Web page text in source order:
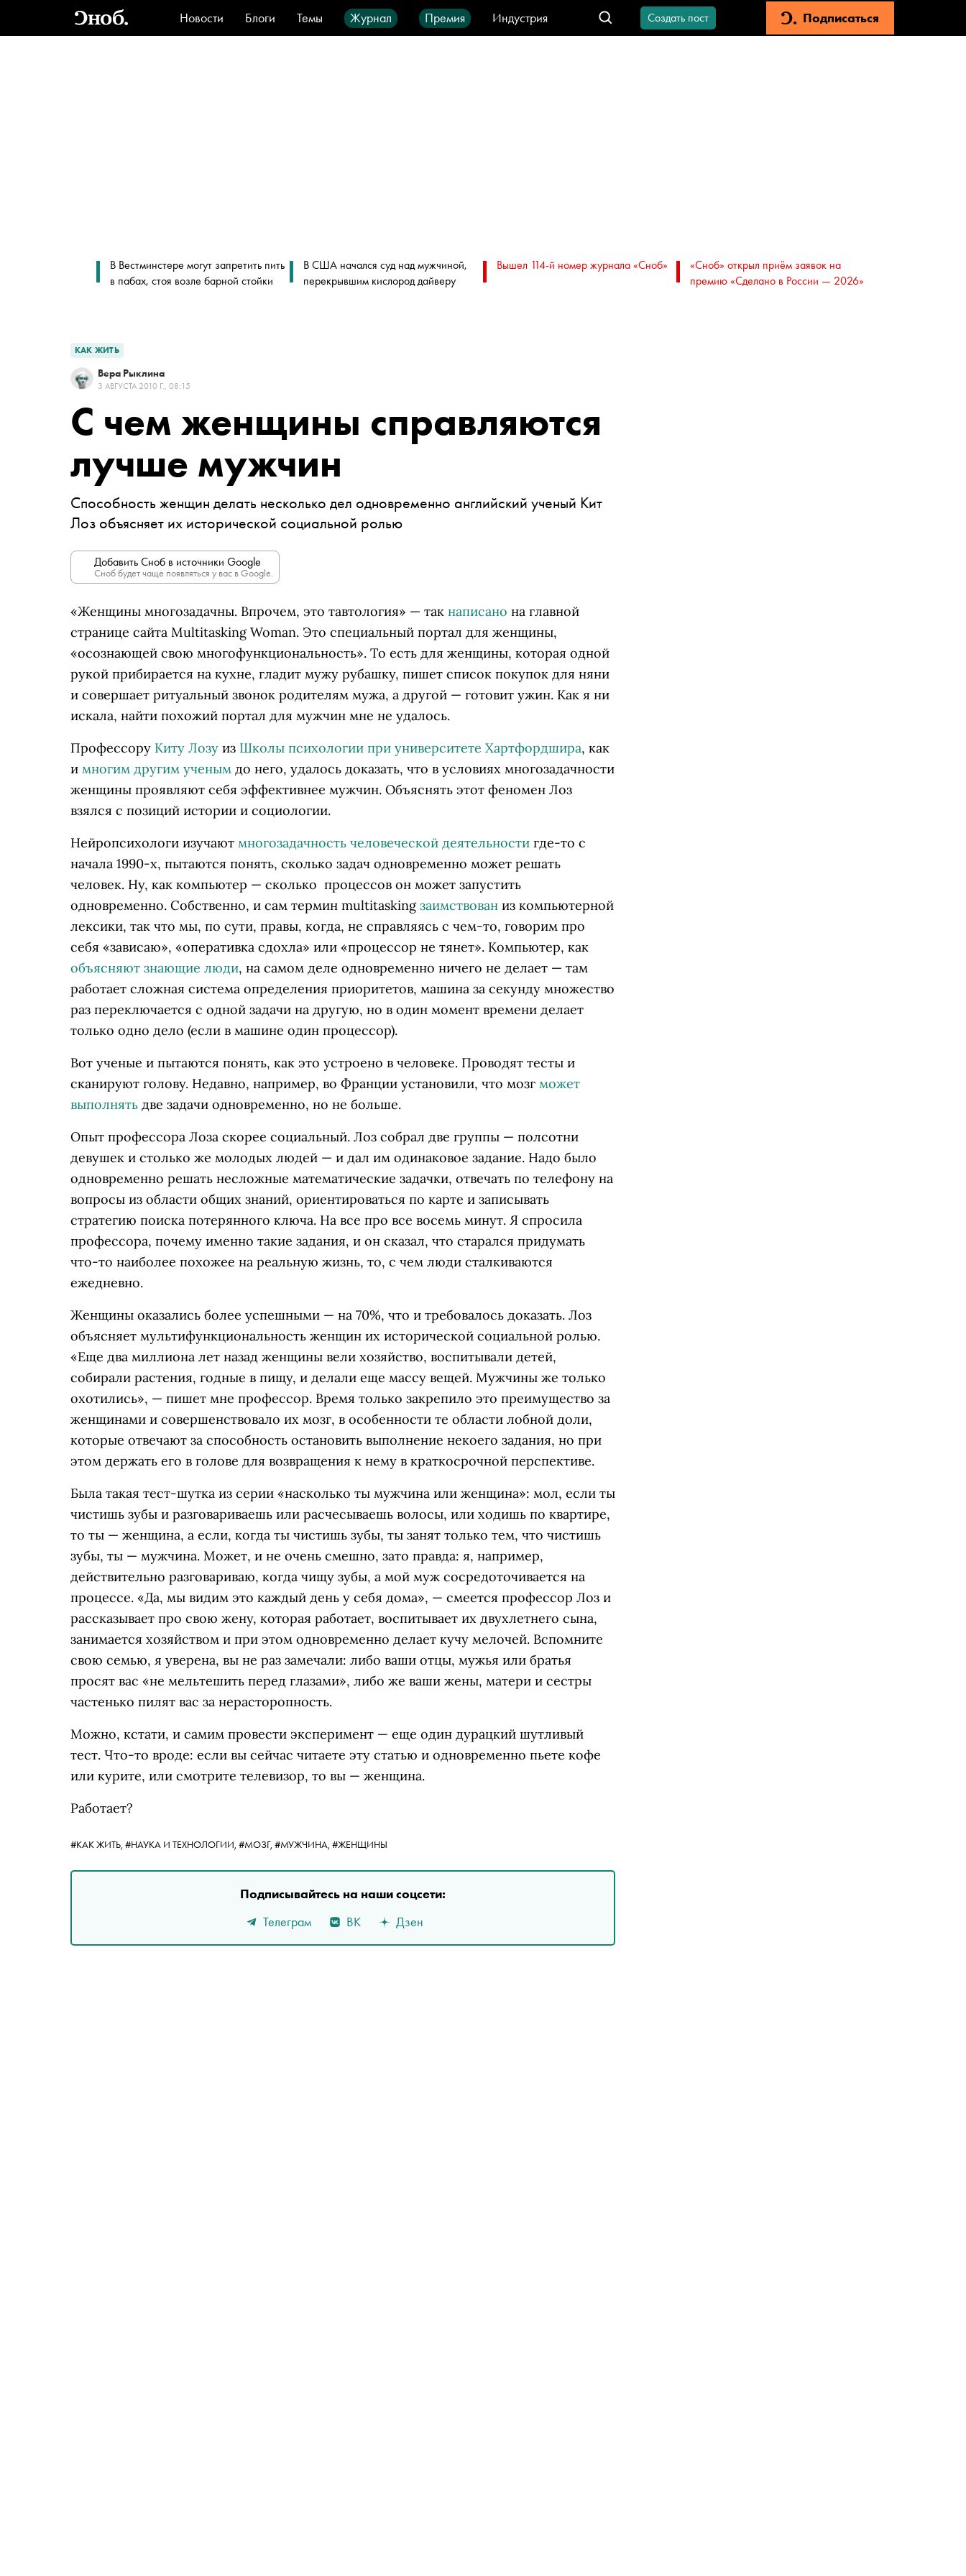
Новости Блоги Темы Журнал Премия
Индустрия
Стиль
Видео Город IT-продукты
Создать пост Подписаться
В Вестминстере могут запретить пить
в пабах, стоя возле барной стойки
В США начался суд над мужчиной,
перекрывшим кислород дайверу
Вышел 114-й номер журнала «Сноб»
«Сноб» открыл приём заявок на
премию «Сделано в России — 2026»
КАК ЖИТЬ
Вера Рыклина
3 АВГУСТА 2010 Г., 08:15
С чем женщины справляются
лучше мужчин
Способность женщин делать несколько дел одновременно английский ученый Кит
Лоз объясняет их исторической социальной ролью
Добавить Сноб в источники Google
Сноб будет чаще появляться у вас в Google.
«Женщины многозадачны. Впрочем, это тавтология» — так написано на главной
странице сайта Multitasking Woman. Это специальный портал для женщины,
«осознающей свою многофункциональность». То есть для женщины, которая одной
рукой прибирается на кухне, гладит мужу рубашку, пишет список покупок для няни
и совершает ритуальный звонок родителям мужа, а другой — готовит ужин. Как я ни
искала, найти похожий портал для мужчин мне не удалось.
Профессору Киту Лозу из Школы психологии при университете Хартфордшира, как
и многим другим ученым до него, удалось доказать, что в условиях многозадачности
женщины проявляют себя эффективнее мужчин. Объяснять этот феномен Лоз
взялся с позиций истории и социологии.
Нейропсихологи изучают многозадачность человеческой деятельности где-то с
начала 1990-х, пытаются понять, сколько задач одновременно может решать
человек. Ну, как компьютер — сколько процессов он может запустить
одновременно. Собственно, и сам термин multitaskingзаимствован из компьютерной
лексики, так что мы, по сути, правы, когда, не справляясь с чем-то, говорим про
себя «зависаю», «оперативка сдохла» или «процессор не тянет». Компьютер, как
объясняют знающие люди, на самом деле одновременно ничего не делает — там
работает сложная система определения приоритетов, машина за секунду множество
раз переключается с одной задачи на другую, но в один момент времени делает
только одно дело (если в машине один процессор).
Вот ученые и пытаются понять, как это устроено в человеке. Проводят тесты и
сканируют голову. Недавно, например, во Франции установили, что мозг может
выполнять две задачи одновременно, но не больше.
Опыт профессора Лоза скорее социальный. Лоз собрал две группы — полсотни
девушек и столько же молодых людей — и дал им одинаковое задание. Надо было
одновременно решать несложные математические задачки, отвечать по телефону на
вопросы из области общих знаний, ориентироваться по карте и записывать
стратегию поиска потерянного ключа. На все про все восемь минут. Я спросила
профессора, почему именно такие задания, и он сказал, что старался придумать
что-то наиболее похожее на реальную жизнь, то, с чем люди сталкиваются
ежедневно.
Женщины оказались более успешными — на 70%, что и требовалось доказать. Лоз
объясняет мультифункциональность женщин их исторической социальной ролью.
«Еще два миллиона лет назад женщины вели хозяйство, воспитывали детей,
собирали растения, годные в пищу, и делали еще массу вещей. Мужчины же только
охотились», — пишет мне профессор. Время только закрепило это преимущество за
женщинами и совершенствовало их мозг, в особенности те области лобной доли,
которые отвечают за способность остановить выполнение некоего задания, но при
этом держать его в голове для возвращения к нему в краткосрочной перспективе.
Была такая тест-шутка из серии «насколько ты мужчина или женщина»: мол, если ты
чистишь зубы и разговариваешь или расчесываешь волосы, или ходишь по квартире,
то ты — женщина, а если, когда ты чистишь зубы, ты занят только тем, что чистишь
зубы, ты — мужчина. Может, и не очень смешно, зато правда: я, например,
действительно разговариваю, когда чищу зубы, а мой муж сосредоточивается на
процессе. «Да, мы видим это каждый день у себя дома», — смеется профессор Лоз и
рассказывает про свою жену, которая работает, воспитывает их двухлетнего сына,
занимается хозяйством и при этом одновременно делает кучу мелочей. Вспомните
свою семью, я уверена, вы не раз замечали: либо ваши отцы, мужья или братья
просят вас «не мельтешить перед глазами», либо же ваши жены, матери и сестры
частенько пилят вас за нерасторопность.
Можно, кстати, и самим провести эксперимент — еще один дурацкий шутливый
тест. Что-то вроде: если вы сейчас читаете эту статью и одновременно пьете кофе
или курите, или смотрите телевизор, то вы — женщина.
Работает?
#КАК ЖИТЬ, #НАУКА И ТЕХНОЛОГИИ, #МОЗГ, #МУЖЧИНА, #ЖЕНЩИНЫ
Подписывайтесь на наши соцсети:
Телеграм
ВК Дзен